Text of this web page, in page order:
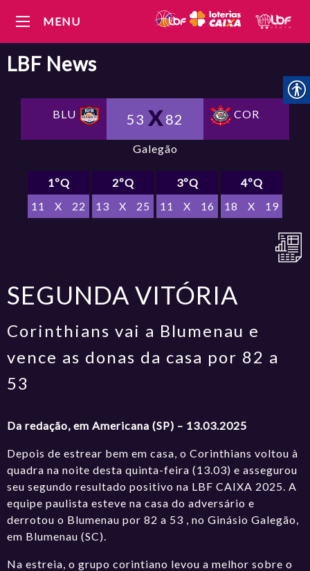
MENU
LBF News
BLU 53 82 COR
Galegão
1ºQ
11
X 22
2ºQ
13
X 25
3ºQ
11
X 16
4ºQ
18
X 19
SEGUNDA VITÓRIA
Corinthians vai a Blumenau e
vence as donas da casa por 82 a
53
Da redação, em Americana (SP) – 13.03.2025
Depois de estrear bem em casa, o Corinthians voltou à
quadra na noite desta quinta-feira (13.03) e assegurou
seu segundo resultado positivo na LBF CAIXA 2025. A
equipe paulista esteve na casa do adversário e
derrotou o Blumenau por 82 a 53 , no Ginásio Galegão,
em Blumenau (SC).
Na estreia, o grupo corintiano levou a melhor sobre o